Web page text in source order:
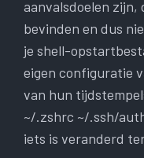
aanvalsdoelen
bevinden en dus
je shell-
eigen configuratie
van hun
~/.zshrc ~/.ssh/
iets is veranderd